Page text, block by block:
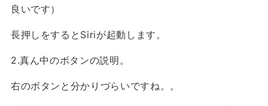
良いです）
長押しをするとSiriが起動します。
2.真ん中のボタンの説明。
右のボタンと分かりづらいですね。。